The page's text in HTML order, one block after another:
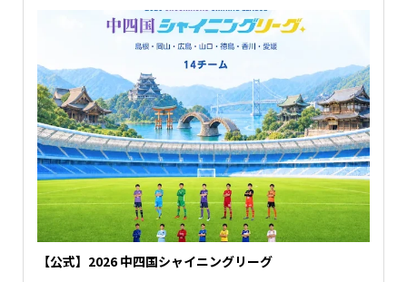
【公式】2026 中四国シャイニングリーグ